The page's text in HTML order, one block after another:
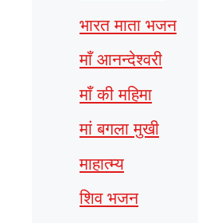
भारत माता भजन
माँ आनन्देश्वरी
माँ की महिमा
मां बगला मुखी
माहात्म्य
शिव भजन